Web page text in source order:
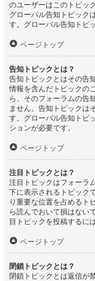
のユーザーはこのトピッ
グローバル告知トピック
す。グローバル告知トピ
ページトップ
告知トピックとは？
告知トピックとはその告
情報を含んだトピックの
ら、そのフォーラムの告
ません。告知トピックは
す。グローバル告知トピ
ションが必要です。
ページトップ
注目トピックとは？
注目トピックはフォーラ
下に表示されるトピック
り重要な位置を占めるト
ら読んでおいて損はない
目トピックを投稿するに
ページトップ
閉鎖トピックとは？
閉鎖トピックとは返信が